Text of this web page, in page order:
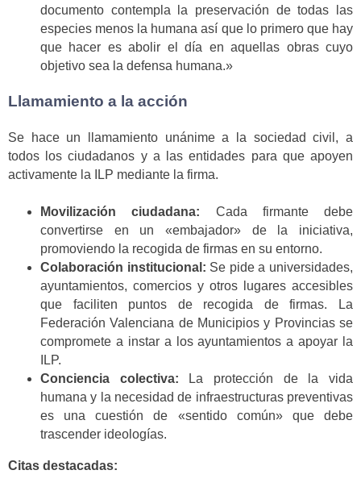
documento contempla la preservación de todas las
especies menos la humana así que lo primero que hay
que hacer es abolir el día en aquellas obras cuyo
objetivo sea la defensa humana.»
Llamamiento a la acción
Se hace un llamamiento unánime a la sociedad civil, a
todos los ciudadanos y a las entidades para que apoyen
activamente la ILP mediante la firma.
Movilización ciudadana: Cada firmante debe
convertirse en un «embajador» de la iniciativa,
promoviendo la recogida de firmas en su entorno.
Colaboración institucional: Se pide a universidades,
ayuntamientos, comercios y otros lugares accesibles
que faciliten puntos de recogida de firmas. La
Federación Valenciana de Municipios y Provincias se
compromete a instar a los ayuntamientos a apoyar la
ILP.
Conciencia colectiva: La protección de la vida
humana y la necesidad de infraestructuras preventivas
es una cuestión de «sentido común» que debe
trascender ideologías.
Citas destacadas: